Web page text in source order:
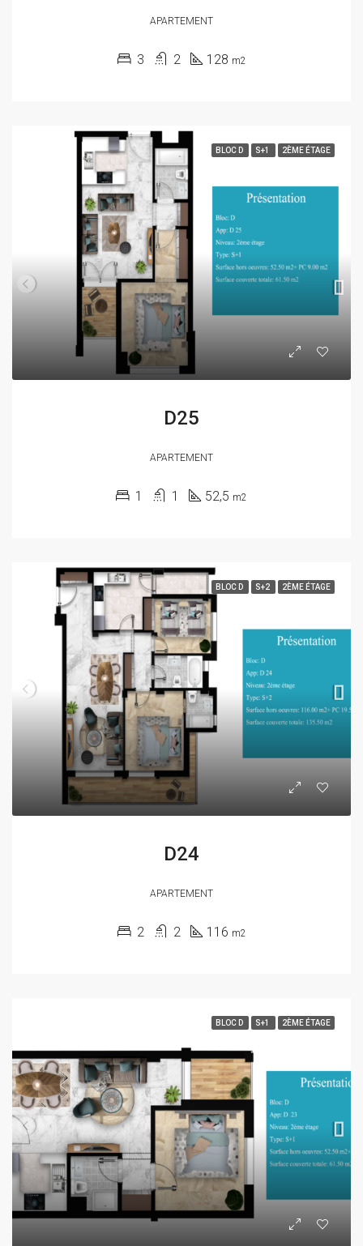
APARTEMENT
3 2 128 m2
BLOC D S+1 2ÈME ÉTAGE
D25
APARTEMENT
1 1 52,5 m2
BLOC D S+2 2ÈME ÉTAGE
D24
APARTEMENT
2 2 116 m2
BLOC D S+1 2ÈME ÉTAGE